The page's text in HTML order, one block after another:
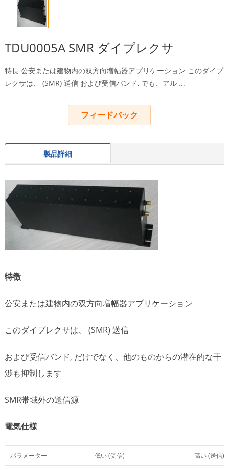
TDU0005A SMR ダイプレクサ
特長 公安または建物内の双方向増幅器アプリケーション このダイプ
レクサは、 (SMR) 送信 および受信バンド, でも、アル ...
フィードバック
製品詳細
特徴
公安または建物内の双方向増幅器アプリケーション
このダイプレクサは、 (SMR) 送信
および受信バンド, だけでなく、他のものからの潜在的な干
渉も抑制します
SMR帯域外の送信源
電気仕様
パラメーター 低い (受信) 高い (送信)